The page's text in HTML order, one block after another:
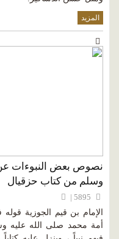
المزيد
نصوص بعض النبوءات عن
وسلم من كتاب حزقيال
الإمام بن قيم الجوزية
أمة محمد صلى الله عليه